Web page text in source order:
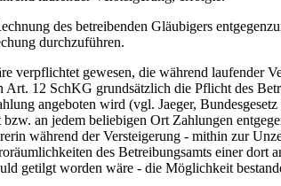
des betreibenden Gläubigers
durchzuführen.
verpflichtet gewesen, die während laufender
12 SchKG grundsätzlich die Pflicht des
angeboten wird (vgl. Jaeger,
an jedem beliebigen Ort Zahlungen
während der Versteigerung - mithin zur
des Betreibungsamts einer dort
getilgt worden wäre - die Möglichkeit